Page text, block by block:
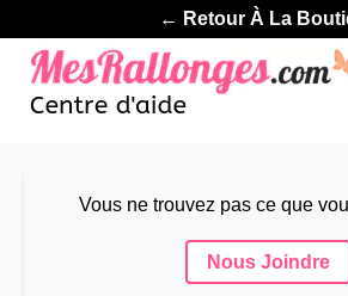
← Retour À La
Vous ne trouvez pas ce que
Nous Joindre